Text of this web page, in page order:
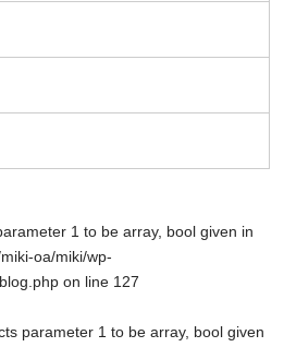
1 to be array, bool given in
oa/miki/wp-
on line 127
parameter 1 to be array, bool given